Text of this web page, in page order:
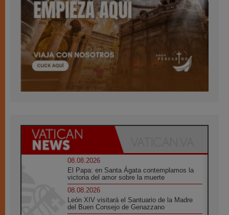
08.08.2026
El Papa: en Santa Ágata contemplamos la
victoria del amor sobre la muerte
08.08.2026
León XIV visitará el Santuario de la Madre
del Buen Consejo de Genazzano